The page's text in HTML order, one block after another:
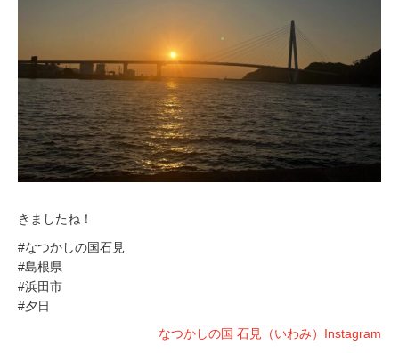
きましたね！
#なつかしの国石見
#島根県
#浜田市
#夕日
なつかしの国 石見（いわみ）Instagram